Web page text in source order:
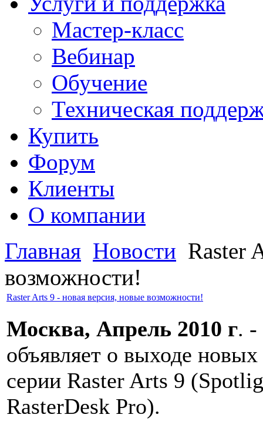
Мастер-класс
Вебинар
Обучение
Техническая
Купить
Форум
Клиенты
О компании
Главная Новости Raster
возможности!
Raster Arts 9 - новая версия, новые возможности!
Москва, Апрель 2010 г. -
объявляет о выходе
серии Raster Arts 9
RasterDesk Pro).